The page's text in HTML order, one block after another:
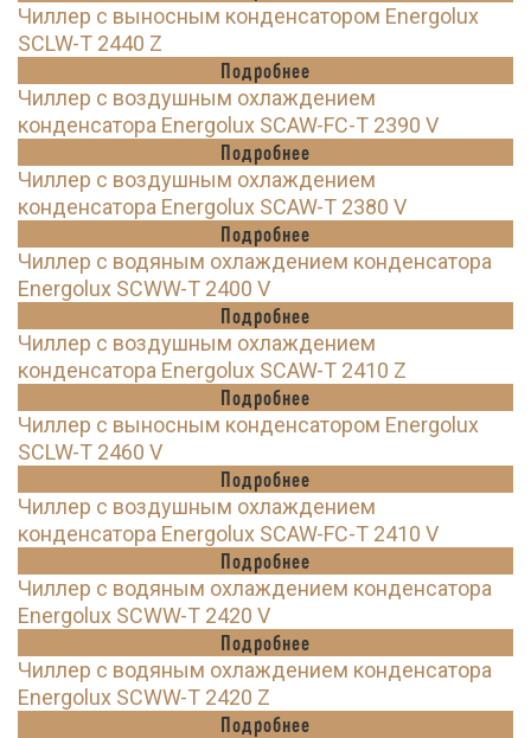
Чиллер с выносным конденсатором Energolux
SCLW-T 2440 Z
Подробнее
Чиллер с воздушным охлаждением
конденсатора Energolux SCAW-FC-T 2390 V
Подробнее
Чиллер с воздушным охлаждением
конденсатора Energolux SCAW-T 2380 V
Подробнее
Чиллер с водяным охлаждением конденсатора
Energolux SCWW-T 2400 V
Подробнее
Чиллер с воздушным охлаждением
конденсатора Energolux SCAW-T 2410 Z
Подробнее
Чиллер с выносным конденсатором Energolux
SCLW-T 2460 V
Подробнее
Чиллер с воздушным охлаждением
конденсатора Energolux SCAW-FC-T 2410 V
Подробнее
Чиллер с водяным охлаждением конденсатора
Energolux SCWW-T 2420 V
Подробнее
Чиллер с водяным охлаждением конденсатора
Energolux SCWW-T 2420 Z
Подробнее